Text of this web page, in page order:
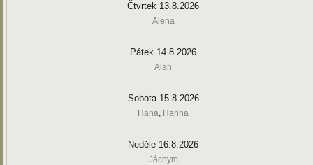
Čtvrtek 13.8.2026
Alena
Pátek 14.8.2026
Alan
Sobota 15.8.2026
Hana, Hanna
Neděle 16.8.2026
Jáchym